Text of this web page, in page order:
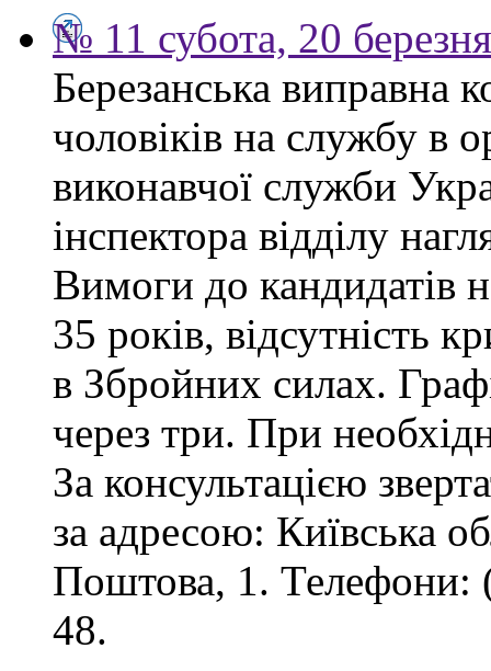
№ 11 субота, 20
Березанська виправна
чоловіків на службу в
виконавчої служби
інспектора відділу
Вимоги до кандидатів
35 років, відсутність
в Збройних силах.
через три. При
За консультацією
за адресою: Київська
Поштова, 1. Телефони:
48.